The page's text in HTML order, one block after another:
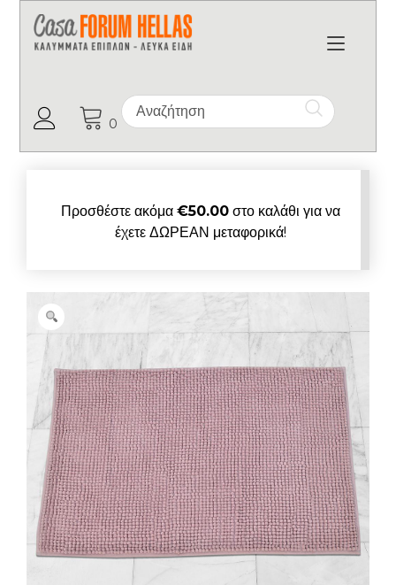
Ο Λογαριασμός μου
0
Προσθέστε ακόμα €50.00στο καλάθι για να
έχετε ΔΩΡΕΑΝ μεταφορικά!